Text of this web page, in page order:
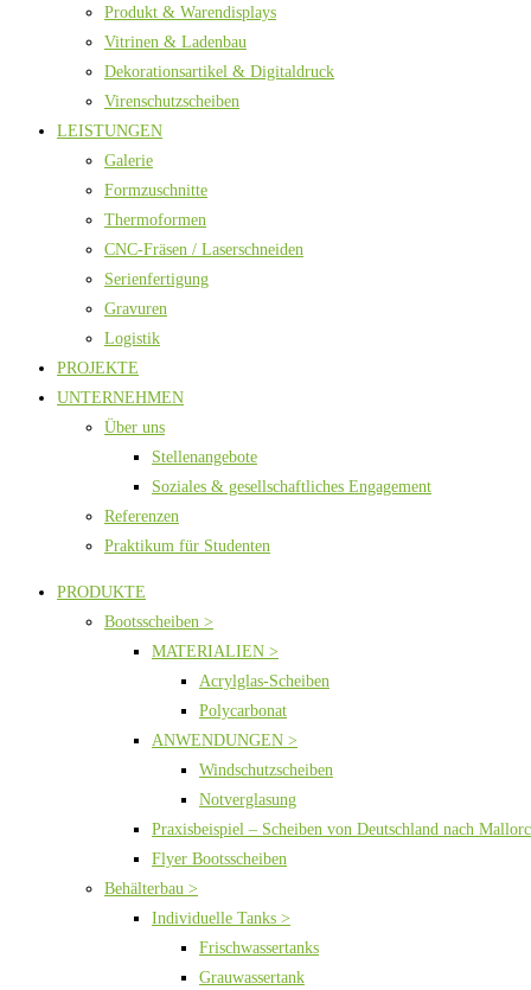
Produkt & Warendisplays
Vitrinen & Ladenbau
Dekorationsartikel & Digitaldruck
Virenschutzscheiben
LEISTUNGEN
Galerie
Formzuschnitte
Thermoformen
CNC-Fräsen / Laserschneiden
Serienfertigung
Gravuren
Logistik
PROJEKTE
UNTERNEHMEN
Über uns
Stellenangebote
Soziales & gesellschaftliches Engagement
Referenzen
Praktikum für Studenten
PRODUKTE
Bootsscheiben >
MATERIALIEN >
Acrylglas-Scheiben
Polycarbonat
ANWENDUNGEN >
Windschutzscheiben
Notverglasung
Praxisbeispiel – Scheiben von Deutschland nach
Flyer Bootsscheiben
Behälterbau >
Individuelle Tanks >
Frischwassertanks
Grauwassertank